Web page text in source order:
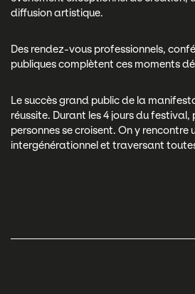
diffusion artistique.
Des rendez-vous professionnels,
publiques complètent ces moments
Le succès grand public de la
réussite. Durant les 4 jours du festival,
personnes se croisent. On y rencontre
intergénérationnel et traversant